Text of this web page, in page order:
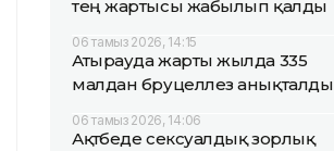
тең жартысы жабылып қалды
06 тамыз 2026, 14:15
Атырауда жарты жылда 335
малдан бруцеллез анықталды
06 тамыз 2026, 14:06
Ақтөбеде сексуалдық зорлық